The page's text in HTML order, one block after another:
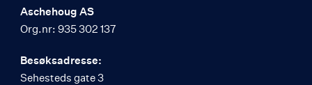
Aschehoug AS
Org.nr: 935 302 137
Besøksadresse:
Sehesteds gate 3